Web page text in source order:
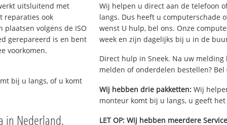
uitsluitend met
reparaties ook
volgens de ISO
gerepareerd is en bent
voorkomen.
bij u langs, of u komt
in Nederland.
Wij helpen u direct aan de telefoon
langs. Dus heeft u computerschade
wenst U hulp, bel ons. Onze
week en zijn dagelijks bij u in de
Direct hulp in Sneek. Na uw
melden of onderdelen bestellen? Bel
Wij hebben drie pakketten: Wij
monteur komt bij u langs, u geeft het
LET OP: Wij hebben meerdere